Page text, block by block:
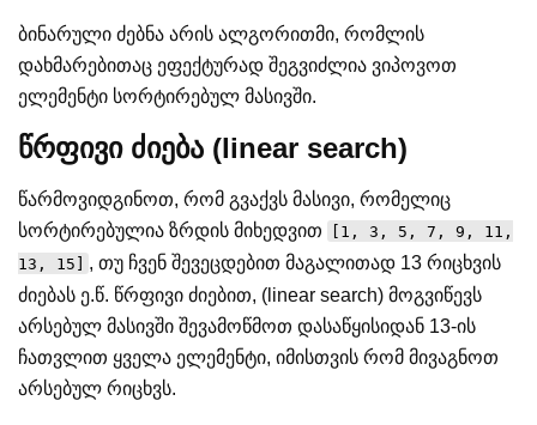
ბინარული ძებნა არის ალგორითმი, რომლის
დახმარებითაც ეფექტურად შეგვიძლია ვიპოვოთ
ელემენტი სორტირებულ მასივში.
წრფივი ძიება (linear search)
წარმოვიდგინოთ, რომ გვაქვს მასივი, რომელიც
სორტირებულია ზრდის მიხედვით
[1, 3, 5, 7, 9, 11,
13, 15]
, თუ ჩვენ შევეცდებით მაგალითად 13 რიცხვის
ძიებას ე.წ. წრფივი ძიებით, (linear search) მოგვიწევს
არსებულ მასივში შევამოწმოთ დასაწყისიდან 13-ის
ჩათვლით ყველა ელემენტი, იმისთვის რომ მივაგნოთ
არსებულ რიცხვს.